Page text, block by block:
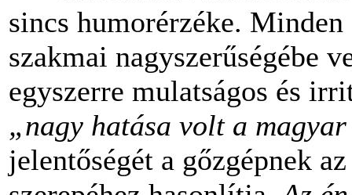
sincs humorérzéke.
szakmai nagyszerűségébe
egyszerre mulatságos és
„nagy hatása volt a
jelentőségét a gőzgépnek az